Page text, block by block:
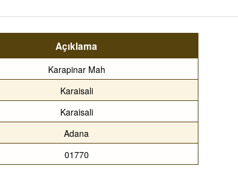
Açıklama
Karapinar Mah
Karaisali
Karaisali
Adana
01770